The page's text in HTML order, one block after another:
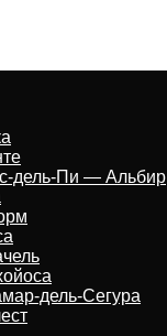
дель-Пи — Альбир
дель-Сегура